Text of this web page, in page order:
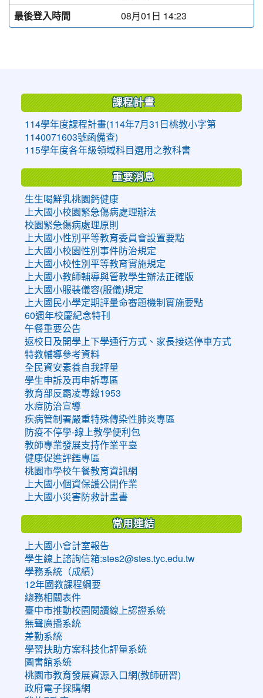
最後登入時間
08月01日 14:23
課程計畫
114學年度課程計畫(114年7月31日桃教小字第
1140071603號函備查)
115學年度各年級領域科目選用之教科書
重要消息
生生喝鮮乳桃園鈣健康
上大國小校園緊急傷病處理辦法
校園緊急傷病處理原則
上大國小性別平等教育委員會設置要點
上大國小校園性別事件防治規定
上大國小校性別平等教育實施規定
上大國小教師輔導與管教學生辦法正確版
上大國小服裝儀容(服儀)規定
上大國民小學定期評量命審題機制實施要點
60週年校慶紀念特刊
午餐重要公告
返校日及開學上下學通行方式、家長接送停車方式
特教輔導參考資料
全民資安素養自我評量
學生申訴及再申訴專區
教育部反霸凌專線1953
水痘防治宣導
疾病管制署嚴重特殊傳染性肺炎專區
防疫不停學-線上教學便利包
教師專業發展支持作業平臺
健康促進評鑑專區
桃園市學校午餐教育資訊網
上大國小個資保護公開作業
上大國小災害防救計畫書
常用連結
上大國小會計室報告
學生線上諮詢信箱:stes2@stes.tyc.edu.tw
學務系統（成績）
12年國教課程綱要
總務相關表件
臺中市推動校園閱讀線上認證系統
無聲廣播系統
差勤系統
學習扶助方案科技化評量系統
圖書館系統
桃園市教育發展資源入口網(教師研習)
政府電子採購網